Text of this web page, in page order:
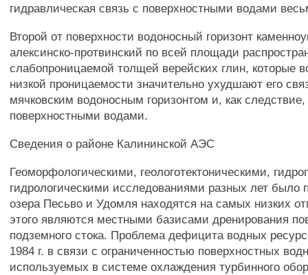
гидравлическая связь с поверхностными водами
Второй от поверхности водоносный горизонт
алексинско-протвинский по всей площади
слабопроницаемой толщей верейских глин, которые
низкой проницаемости значительно ухудшают его
мячковским водоносным горизонтом и, как следствие,
поверхностными водами.
Сведения о районе Калининской АЭС
Геоморфологическими, геологотектоническими,
гидрологическими исследованиями разных лет было
озера Песьво и Удомля находятся на самых низких
этого являются местными базисами дренирования
подземного стока. Проблема дефицита водных
1984 г. в связи с ограниченностью поверхностных
используемых в системе охлаждения турбинного